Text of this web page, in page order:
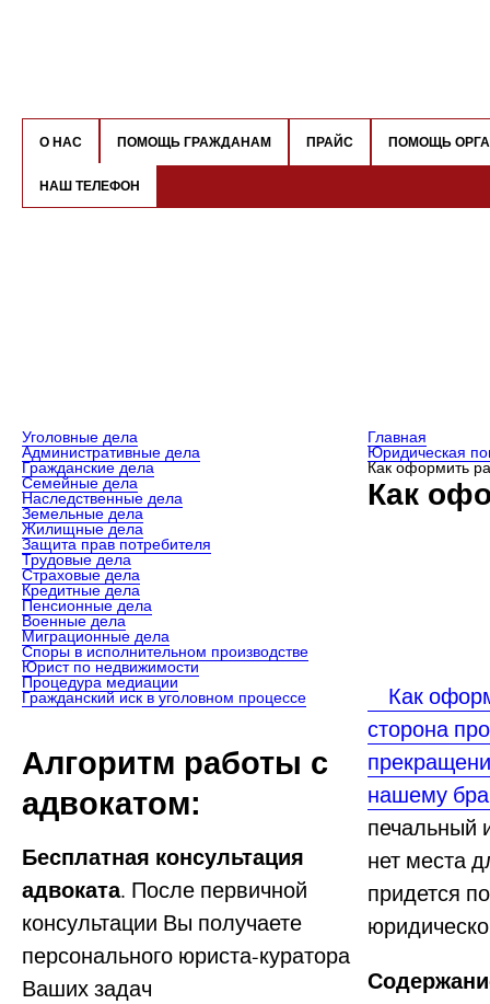
О НАС ПОМОЩЬ ГРАЖДАНАМ ПРАЙС ПОМОЩЬ
НАШ ТЕЛЕФОН
Уголовные дела
Административные дела
Гражданские дела
Семейные дела
Наследственные дела
Земельные дела
Жилищные дела
Защита прав потребителя
Трудовые дела
Страховые дела
Кредитные дела
Пенсионные дела
Военные дела
Миграционные дела
Споры в исполнительном производстве
Юрист по недвижимости
Процедура медиации
Гражданский иск в уголовном процессе
Алгоритм работы с
адвокатом:
Бесплатная консультация
адвоката. После первичной
консультации Вы получаете
персонального юриста-куратора
Ваших задач
Главная
Юридическая
Как оформить
Как
Как
сторона
нашему
печальный
нет места
придется